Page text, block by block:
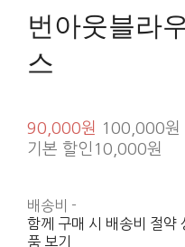
번아웃블라
스
90,000원
100,000원
기본 할인 10,000원
배송비 -
함께 구매 시 배송비 절약
품 보기